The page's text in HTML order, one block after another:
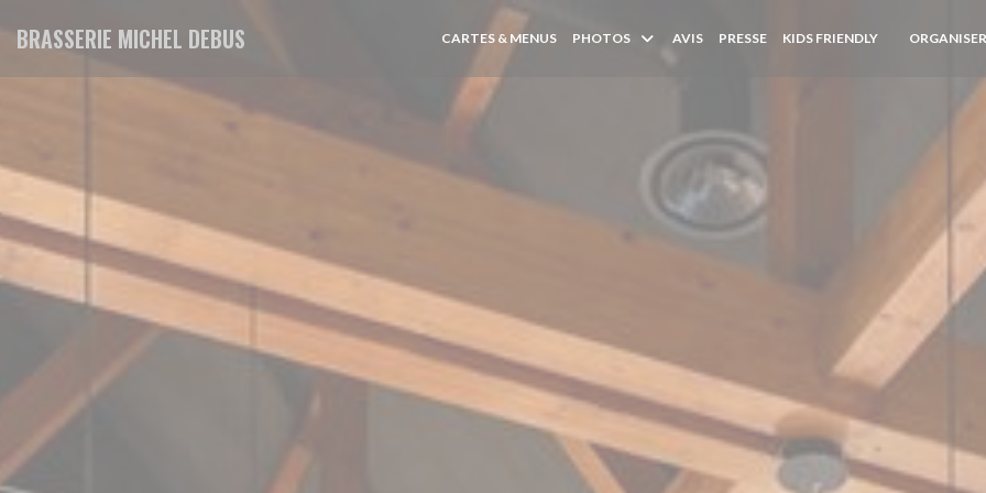
BRASSERIE MICHEL DEBUS CARTES & MENUS PHOTOS AVIS PRESSE KIDS FRIENDLY ((OUVRE UNE